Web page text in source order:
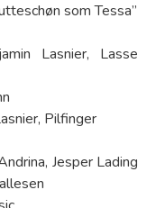
som Tessa”
Lasnier, Lasse
Pilfinger
Jesper Lading